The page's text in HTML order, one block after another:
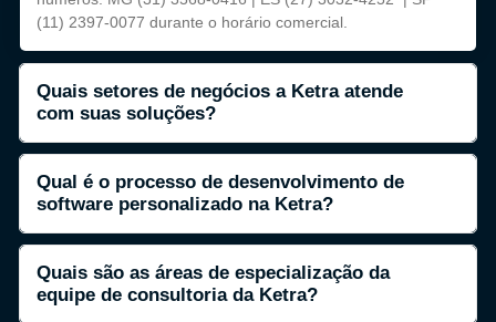
(11) 2397-0077 durante o horário comercial.
Quais setores de negócios a Ketra atende
com suas soluções?
Qual é o processo de desenvolvimento de
software personalizado na Ketra?
Quais são as áreas de especialização da
equipe de consultoria da Ketra?